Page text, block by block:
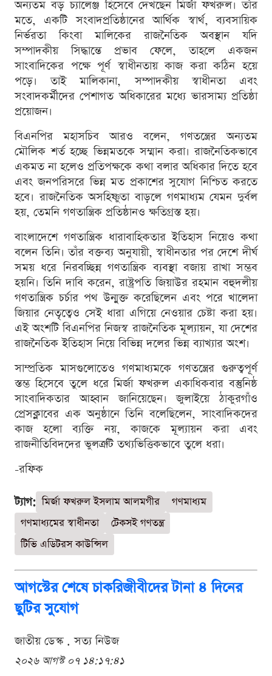
অন্যতম বড় চ্যালেঞ্জ হিসেবে দেখছেন মির্জা ফখরুল। তাঁর
মতে, একটি সংবাদপ্রতিষ্ঠানের আর্থিক স্বার্থ, ব্যবসায়িক
নির্ভরতা কিংবা মালিকের রাজনৈতিক অবস্থান যদি
সম্পাদকীয় সিদ্ধান্তে প্রভাব ফেলে, তাহলে একজন
সাংবাদিকের পক্ষে পূর্ণ স্বাধীনতায় কাজ করা কঠিন হয়ে
পড়ে। তাই মালিকানা, সম্পাদকীয় স্বাধীনতা এবং
সংবাদকর্মীদের পেশাগত অধিকারের মধ্যে ভারসাম্য প্রতিষ্ঠা
প্রয়োজন।
বিএনপির মহাসচিব আরও বলেন, গণতন্ত্রের অন্যতম
মৌলিক শর্ত হচ্ছে ভিন্নমতকে সম্মান করা। রাজনৈতিকভাবে
একমত না হলেও প্রতিপক্ষকে কথা বলার অধিকার দিতে হবে
এবং জনপরিসরে ভিন্ন মত প্রকাশের সুযোগ নিশ্চিত করতে
হবে। রাজনৈতিক অসহিষ্ণুতা বাড়লে গণমাধ্যম যেমন দুর্বল
হয়, তেমনি গণতান্ত্রিক প্রতিষ্ঠানও ক্ষতিগ্রস্ত হয়।
বাংলাদেশে গণতান্ত্রিক ধারাবাহিকতার ইতিহাস নিয়েও কথা
বলেন তিনি। তাঁর বক্তব্য অনুযায়ী, স্বাধীনতার পর দেশে দীর্ঘ
সময় ধরে নিরবচ্ছিন্ন গণতান্ত্রিক ব্যবস্থা বজায় রাখা সম্ভব
হয়নি। তিনি দাবি করেন, রাষ্ট্রপতি জিয়াউর রহমান বহুদলীয়
গণতান্ত্রিক চর্চার পথ উন্মুক্ত করেছিলেন এবং পরে খালেদা
জিয়ার নেতৃত্বেও সেই ধারা এগিয়ে নেওয়ার চেষ্টা করা হয়।
এই অংশটি বিএনপির নিজস্ব রাজনৈতিক মূল্যায়ন, যা দেশের
রাজনৈতিক ইতিহাস নিয়ে বিভিন্ন দলের ভিন্ন ব্যাখ্যার অংশ।
সাম্প্রতিক মাসগুলোতেও গণমাধ্যমকে গণতন্ত্রের গুরুত্বপূর্ণ
স্তম্ভ হিসেবে তুলে ধরে মির্জা ফখরুল একাধিকবার বস্তুনিষ্ঠ
সাংবাদিকতার আহ্বান জানিয়েছেন। জুলাইয়ে ঠাকুরগাঁও
প্রেসক্লাবের এক অনুষ্ঠানে তিনি বলেছিলেন, সাংবাদিকদের
কাজ হলো ব্যক্তি নয়, কাজকে মূল্যায়ন করা এবং
রাজনীতিবিদদের ভুলত্রুটি তথ্যভিত্তিকভাবে তুলে ধরা।
-রফিক
ট্যাগ: মির্জা ফখরুল ইসলাম আলমগীর
গণমাধ্যম
গণমাধ্যমের স্বাধীনতা
টেকসই গণতন্ত্র
টিভি এডিটরস কাউন্সিল
আগস্টের শেষে চাকরিজীবীদের টানা ৪ দিনের
ছুটির সুযোগ
জাতীয় ডেস্ক . সত্য নিউজ
২০২৬ আগস্ট ০৭ ১৪:১৭:৪১